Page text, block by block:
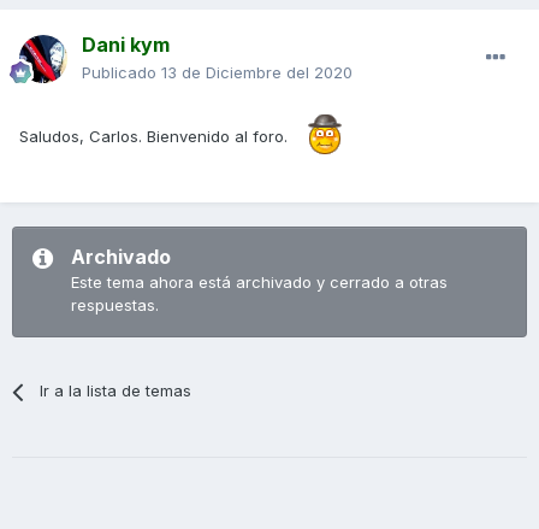
Dani kym
Publicado 13 de Diciembre del 2020
Saludos, Carlos. Bienvenido al foro.
Archivado
Este tema ahora está archivado y cerrado a otras
respuestas.
Ir a la lista de temas